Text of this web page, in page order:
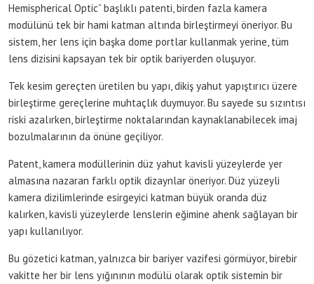
Hemispherical Optic” başlıklı patenti, birden fazla kamera
modülünü tek bir hami katman altında birleştirmeyi öneriyor. Bu
sistem, her lens için başka dome portlar kullanmak yerine, tüm
lens dizisini kapsayan tek bir optik bariyerden oluşuyor.
Tek kesim gereçten üretilen bu yapı, dikiş yahut yapıştırıcı üzere
birleştirme gereçlerine muhtaçlık duymuyor. Bu sayede su sızıntısı
riski azalırken, birleştirme noktalarından kaynaklanabilecek imaj
bozulmalarının da önüne geçiliyor.
Patent, kamera modüllerinin düz yahut kavisli yüzeylerde yer
almasına nazaran farklı optik dizaynlar öneriyor. Düz yüzeyli
kamera dizilimlerinde esirgeyici katman büyük oranda düz
kalırken, kavisli yüzeylerde lenslerin eğimine ahenk sağlayan bir
yapı kullanılıyor.
Bu gözetici katman, yalnızca bir bariyer vazifesi görmüyor, birebir
vakitte her bir lens yığınının modülü olarak optik sistemin bir